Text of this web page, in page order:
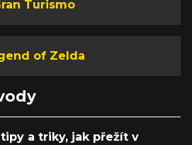
Turismo
of Zelda
tipy a triky, jak přežít v